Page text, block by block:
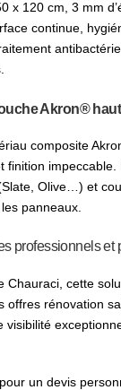
x 120 cm, 3 mm
continue,
Akron®
composite
finition impeccable.
Olive…) et
panneaux.
professionnels et
Chauraci, cette
offres rénovation
visibilité
un devis